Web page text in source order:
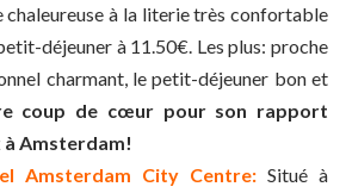
chaleureuse à la literie très confortable
déjeuner à 11.50€. Les plus: proche
charmant, le petit-déjeuner bon et
coup de cœur pour son rapport
Amsterdam!
Amsterdam City Centre: Situé à